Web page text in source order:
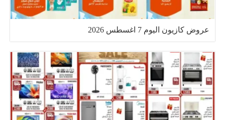
عروض كازيون اليوم 7 اغسطس 2026